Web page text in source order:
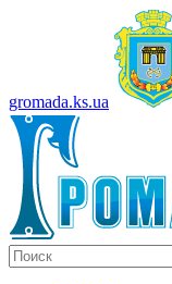
gromada.ks.ua